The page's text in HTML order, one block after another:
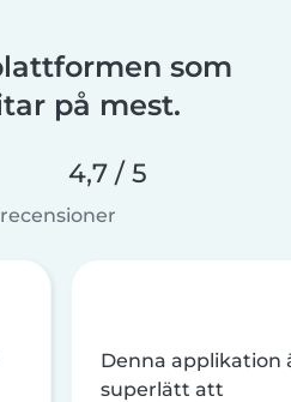
som
på mest.
4,7 / 5
Denna applikation
superlätt att